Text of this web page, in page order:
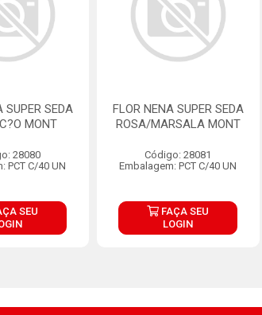
SUPER SEDA
MONT
28080
PCT C/40 UN
SEU
FLOR NENA SUPER SEDA
ROSA/MARSALA MONT
Código: 28081
Embalagem: PCT C/40 UN
FAÇA SEU
LOGIN